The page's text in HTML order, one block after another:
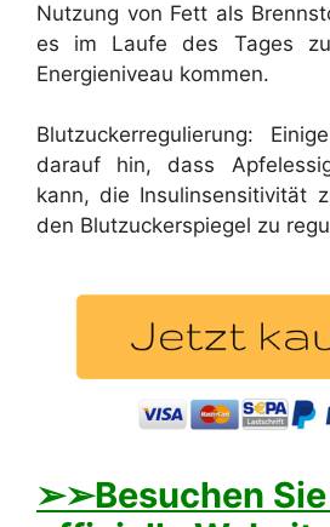
Nutzung von Fett als
es im Laufe des Tages
Energieniveau kommen.
Blutzuckerregulierung:
darauf hin, dass
kann, die Insulinsensitivität
den Blutzuckerspiegel zu
➢➢Besuchen